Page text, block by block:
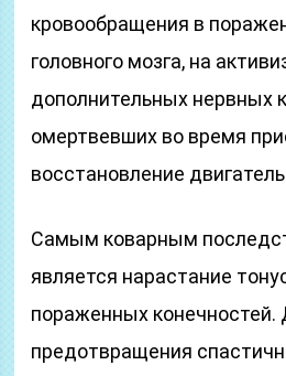
кровообращения в
головного мозга, на
дополнительных нервных
омертвевших во время
восстановление
Самым коварным
является нарастание
пораженных конечностей.
предотвращения